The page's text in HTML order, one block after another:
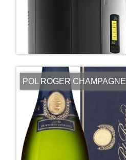
POL ROGER CHAMPAGNE